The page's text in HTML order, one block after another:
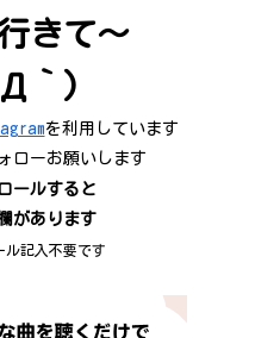
きて～
｀)
を利用しています
ローお願いします
ールすると
があります
ル記入不要です